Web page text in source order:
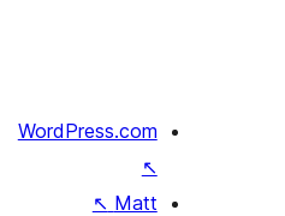
WordPress.com
↖
Matt
↖